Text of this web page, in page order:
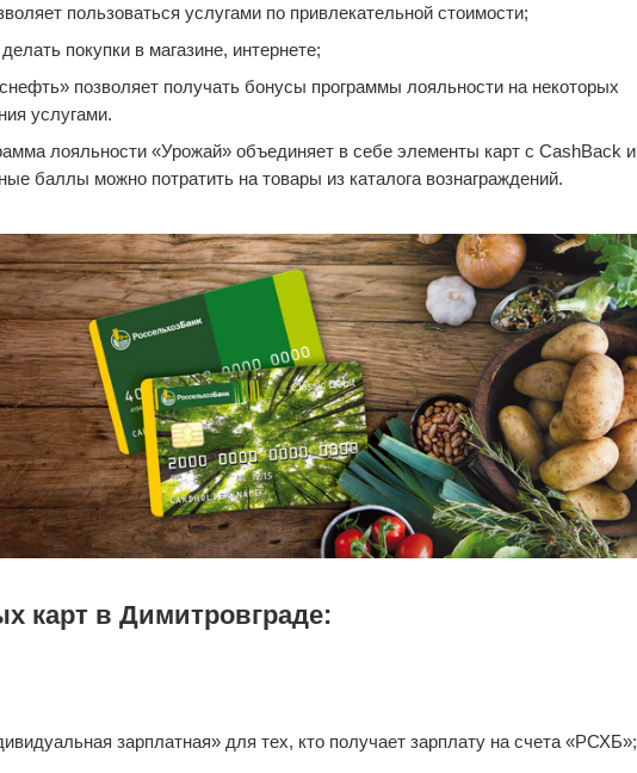
пользоваться услугами по привлекательной стоимости;
покупки в магазине, интернете;
позволяет получать бонусы программы лояльности на некоторых
услугами.
лояльности «Урожай» объединяет в себе элементы карт с CashBack и
баллы можно потратить на товары из каталога вознаграждений.
карт в Димитровграде:
зарплатная» для тех, кто получает зарплату на счета «РСХБ»;